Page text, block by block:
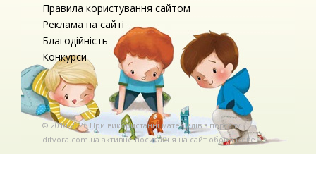
Правила користування сайтом
Реклама на сайті
Благодійність
Конкурси
© 2010-2026 При використаннi матерiалiв з порталу
ditvora.com.ua активне посилання на сайт обов'язкове. .